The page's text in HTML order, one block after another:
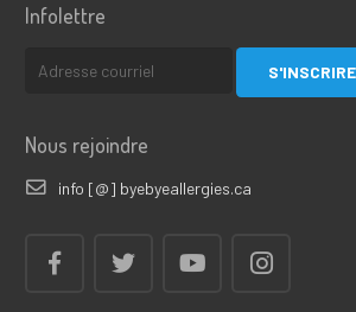
Infolettre
Nous rejoindre
info [@] byebyeallergies.ca